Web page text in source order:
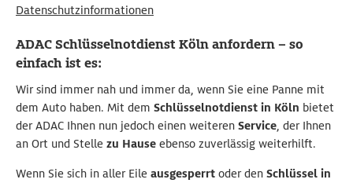
Datenschutzinformationen
ADAC Schlüsselnotdienst Köln anfordern – so
einfach ist es:
Wir sind immer nah und immer da, wenn Sie eine Panne mit
dem Auto haben. Mit dem Schlüsselnotdienst in Köln bietet
der ADAC Ihnen nun jedoch einen weiteren Service , der Ihnen
an Ort und Stelle zu Hause ebenso zuverlässig weiterhilft.
Wenn Sie sich in aller Eile ausgesperrt oder den Schlüssel in